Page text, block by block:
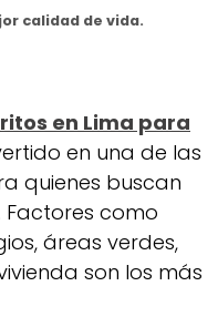
calidad de vida.
en Lima para
en una de las
quienes buscan
como
áreas verdes,
son los más